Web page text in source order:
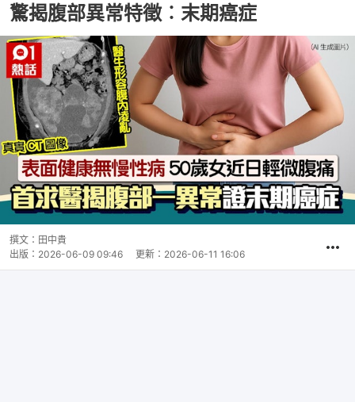
驚揭腹部異常特徵︰末期癌症
撰文： 田中貴
出版： 2026-06-09 09:46 更新： 2026-06-11 16:06